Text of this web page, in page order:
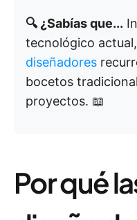
🔍 ¿Sabías que...
tecnológico actual,
diseñadores
bocetos
proyectos. 📖
Por qué